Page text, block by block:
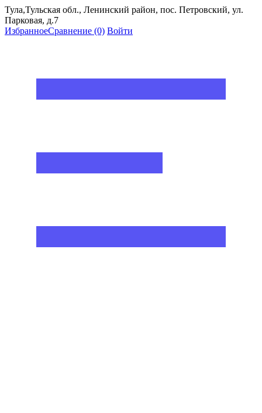
Тула,Тульская обл., Ленинский район, пос. Петровский, ул.
Парковая, д.7
ИзбранноеСравнение (0) Войти